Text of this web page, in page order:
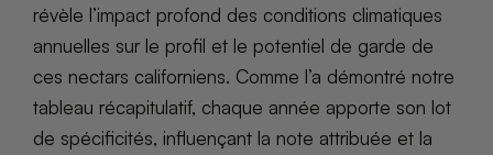
révèle l’impact profond des conditions climatiques
annuelles sur le profil et le potentiel de garde de
ces nectars californiens. Comme l’a démontré notre
tableau récapitulatif, chaque année apporte son lot
de spécificités, influençant la note attribuée et la